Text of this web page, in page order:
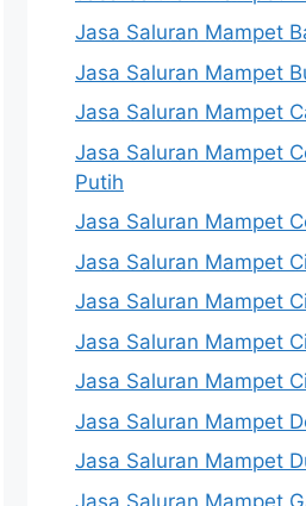
Jasa Saluran Mampet
Jasa Saluran Mampet
Jasa Saluran Mampet
Jasa Saluran Mampet
Putih
Jasa Saluran Mampet
Jasa Saluran Mampet
Jasa Saluran Mampet
Jasa Saluran Mampet
Jasa Saluran Mampet
Jasa Saluran Mampet
Jasa Saluran Mampet
Jasa Saluran Mampet